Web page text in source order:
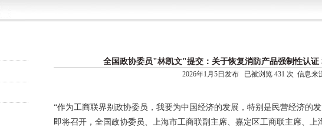
全国政协委员"林凯文"提交：关于恢复消防产品强制性认证
2026年1月5日发布 已被浏览 431 次 信息来
“作为工商联界别政协委员，我要为中国经济的发展，特别是民营经济的
即将召开，全国政协委员、上海市工商联副主席、嘉定区工商联主席、